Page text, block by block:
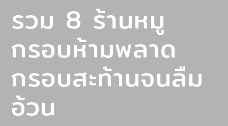
รวม 8 ร้านหมู
กรอบห้ามพลาด
กรอบสะท้านจนลืม
อ้วน